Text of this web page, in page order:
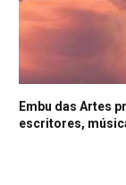
Embu das Artes
escritores,